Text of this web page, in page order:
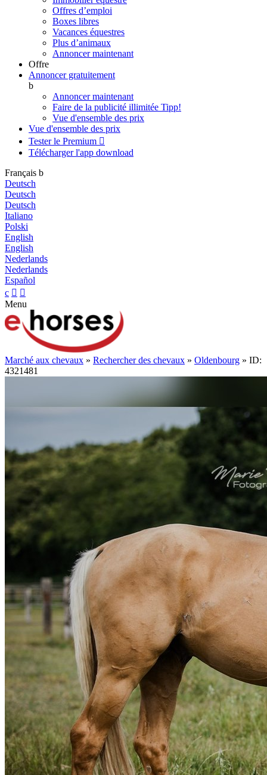
Offres d’emploi
Boxes libres
Vacances équestres
Plus d’animaux
Annoncer maintenant
Offre
Annoncer gratuitement
b
Annoncer maintenant
Faire de la publicité illimitée Tipp!
Vue d'ensemble des prix
Vue d'ensemble des prix
Tester le Premium 
Télécharger l'app download
Français b
Deutsch
Deutsch
Deutsch
Italiano
Polski
English
English
Nederlands
Nederlands
Español
c  
Menu
Marché aux chevaux » Rechercher des chevaux » Oldenbourg » ID:
4321481